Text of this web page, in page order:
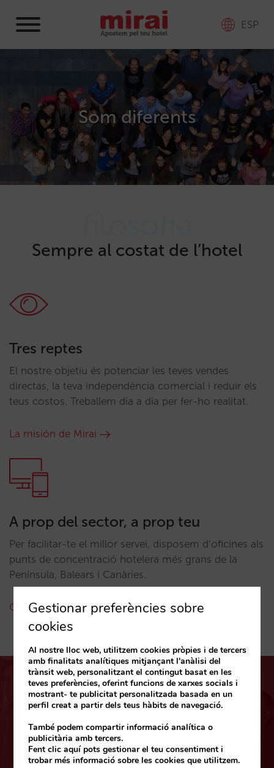
ESP
Som diferents
Sempre al costat de l’hotel
Tres reptes
El nostre objetiu és potenciar les teves vendes
directas, la teva independència comercial i reduir els
teus costos. Treballem dia a dia per fer-ho realitat.
La misión de Mirai
A prop del sector, a prop teu
Per facilitar-te el millor servei, disposem d’oficines als
punts de concentració hotelera més grans de la
Península, Balears i Canàries.
Coneix les nostres oficines
La teva opinió ens fa crèixer
“Treballar amb Mirai sempre ha representat per a mi
Gestionar preferències sobre
cookies
Al nostre lloc web, utilitzem cookies pròpies i de tercers
amb finalitats analítiques mitjançant l'anàlisi del
trànsit web, personalitzant el contingut basat en les
teves preferències, oferint funcions de xarxes socials i
mostrant- te publicitat personalitzada basada en un
perfil creat a partir dels teus hàbits de navegació.
També podem compartir informació analítica o
publicitària amb tercers.
Fent clic aquí pots gestionar el teu consentiment i
trobar més informació sobre les cookies que utilitzem.